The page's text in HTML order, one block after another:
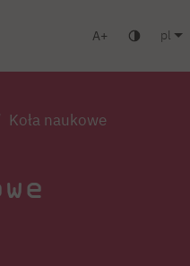
A pl
Koła naukowe